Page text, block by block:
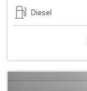
Diesel